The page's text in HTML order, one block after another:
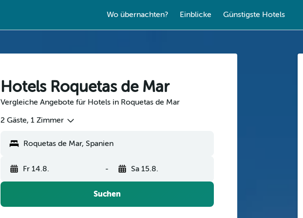
Wo übernachten? Einblicke Günstigste Hotels
Hotels Roquetas de Mar
Vergleiche Angebote für Hotels in Roquetas de Mar
2 Gäste, 1 Zimmer
Roquetas de Mar, Spanien
Fr 14.8. - Sa 15.8.
Suchen